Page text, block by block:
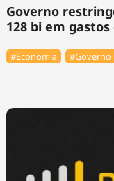
Governo
128 bi em
#Economia #Governo